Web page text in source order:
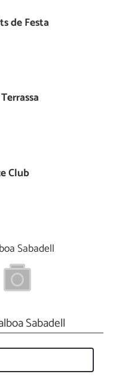
de Festa
Club
Sabadell
Sabadell